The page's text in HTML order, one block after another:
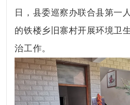
日， 县委巡察办联合县第一
的铁楼乡旧寨村开展环境卫
治工作。